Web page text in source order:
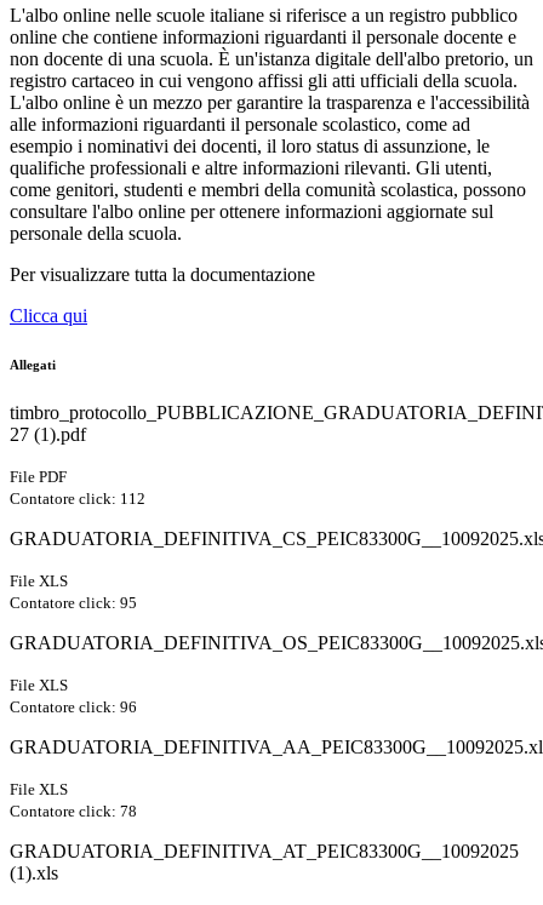
L'albo online nelle scuole italiane si riferisce a un registro pubblico
online che contiene informazioni riguardanti il personale docente e
non docente di una scuola. È un'istanza digitale dell'albo pretorio, un
registro cartaceo in cui vengono affissi gli atti ufficiali della scuola.
L'albo online è un mezzo per garantire la trasparenza e l'accessibilità
alle informazioni riguardanti il personale scolastico, come ad
esempio i nominativi dei docenti, il loro status di assunzione, le
qualifiche professionali e altre informazioni rilevanti. Gli utenti,
come genitori, studenti e membri della comunità scolastica, possono
consultare l'albo online per ottenere informazioni aggiornate sul
personale della scuola.
Per visualizzare tutta la documentazione
Clicca qui
Allegati
27 (1).pdf
File PDF
Contatore click: 112
File XLS
Contatore click: 95
File XLS
Contatore click: 96
File XLS
Contatore click: 78
GRADUATORIA_DEFINITIVA_AT_PEIC83300G__10092025
(1).xls